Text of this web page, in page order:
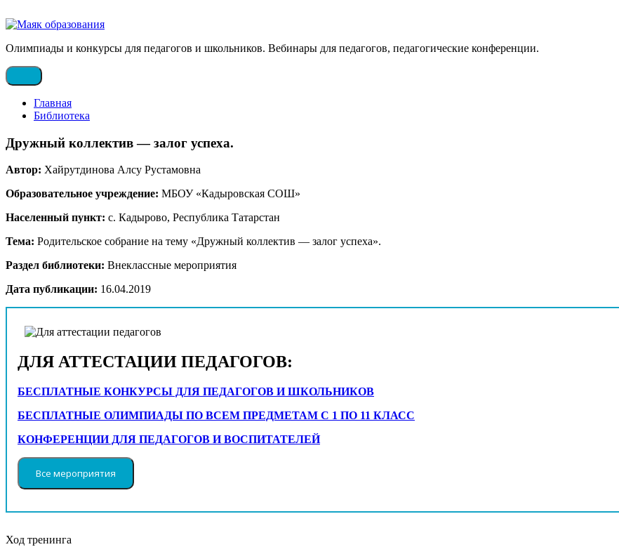
Олимпиады и конкурсы для педагогов и школьников. Вебинары для педагогов, педагогические конференции.
Главная
Библиотека
Дружный коллектив — залог успеха.
Автор: Хайрутдинова Алсу Рустамовна
Образовательное учреждение: МБОУ «Кадыровская СОШ»
Населенный пункт: с. Кадырово, Республика Татарстан
Тема: Родительское собрание на тему «Дружный коллектив — залог успеха».
Раздел библиотеки: Внеклассные мероприятия
Дата публикации: 16.04.2019
ДЛЯ АТТЕСТАЦИИ ПЕДАГОГОВ:
БЕСПЛАТНЫЕ КОНКУРСЫ ДЛЯ ПЕДАГОГОВ И ШКОЛЬНИКОВ
БЕСПЛАТНЫЕ ОЛИМПИАДЫ ПО ВСЕМ ПРЕДМЕТАМ С 1 ПО 11 КЛАСС
КОНФЕРЕНЦИИ ДЛЯ ПЕДАГОГОВ И ВОСПИТАТЕЛЕЙ
Ход тренинга